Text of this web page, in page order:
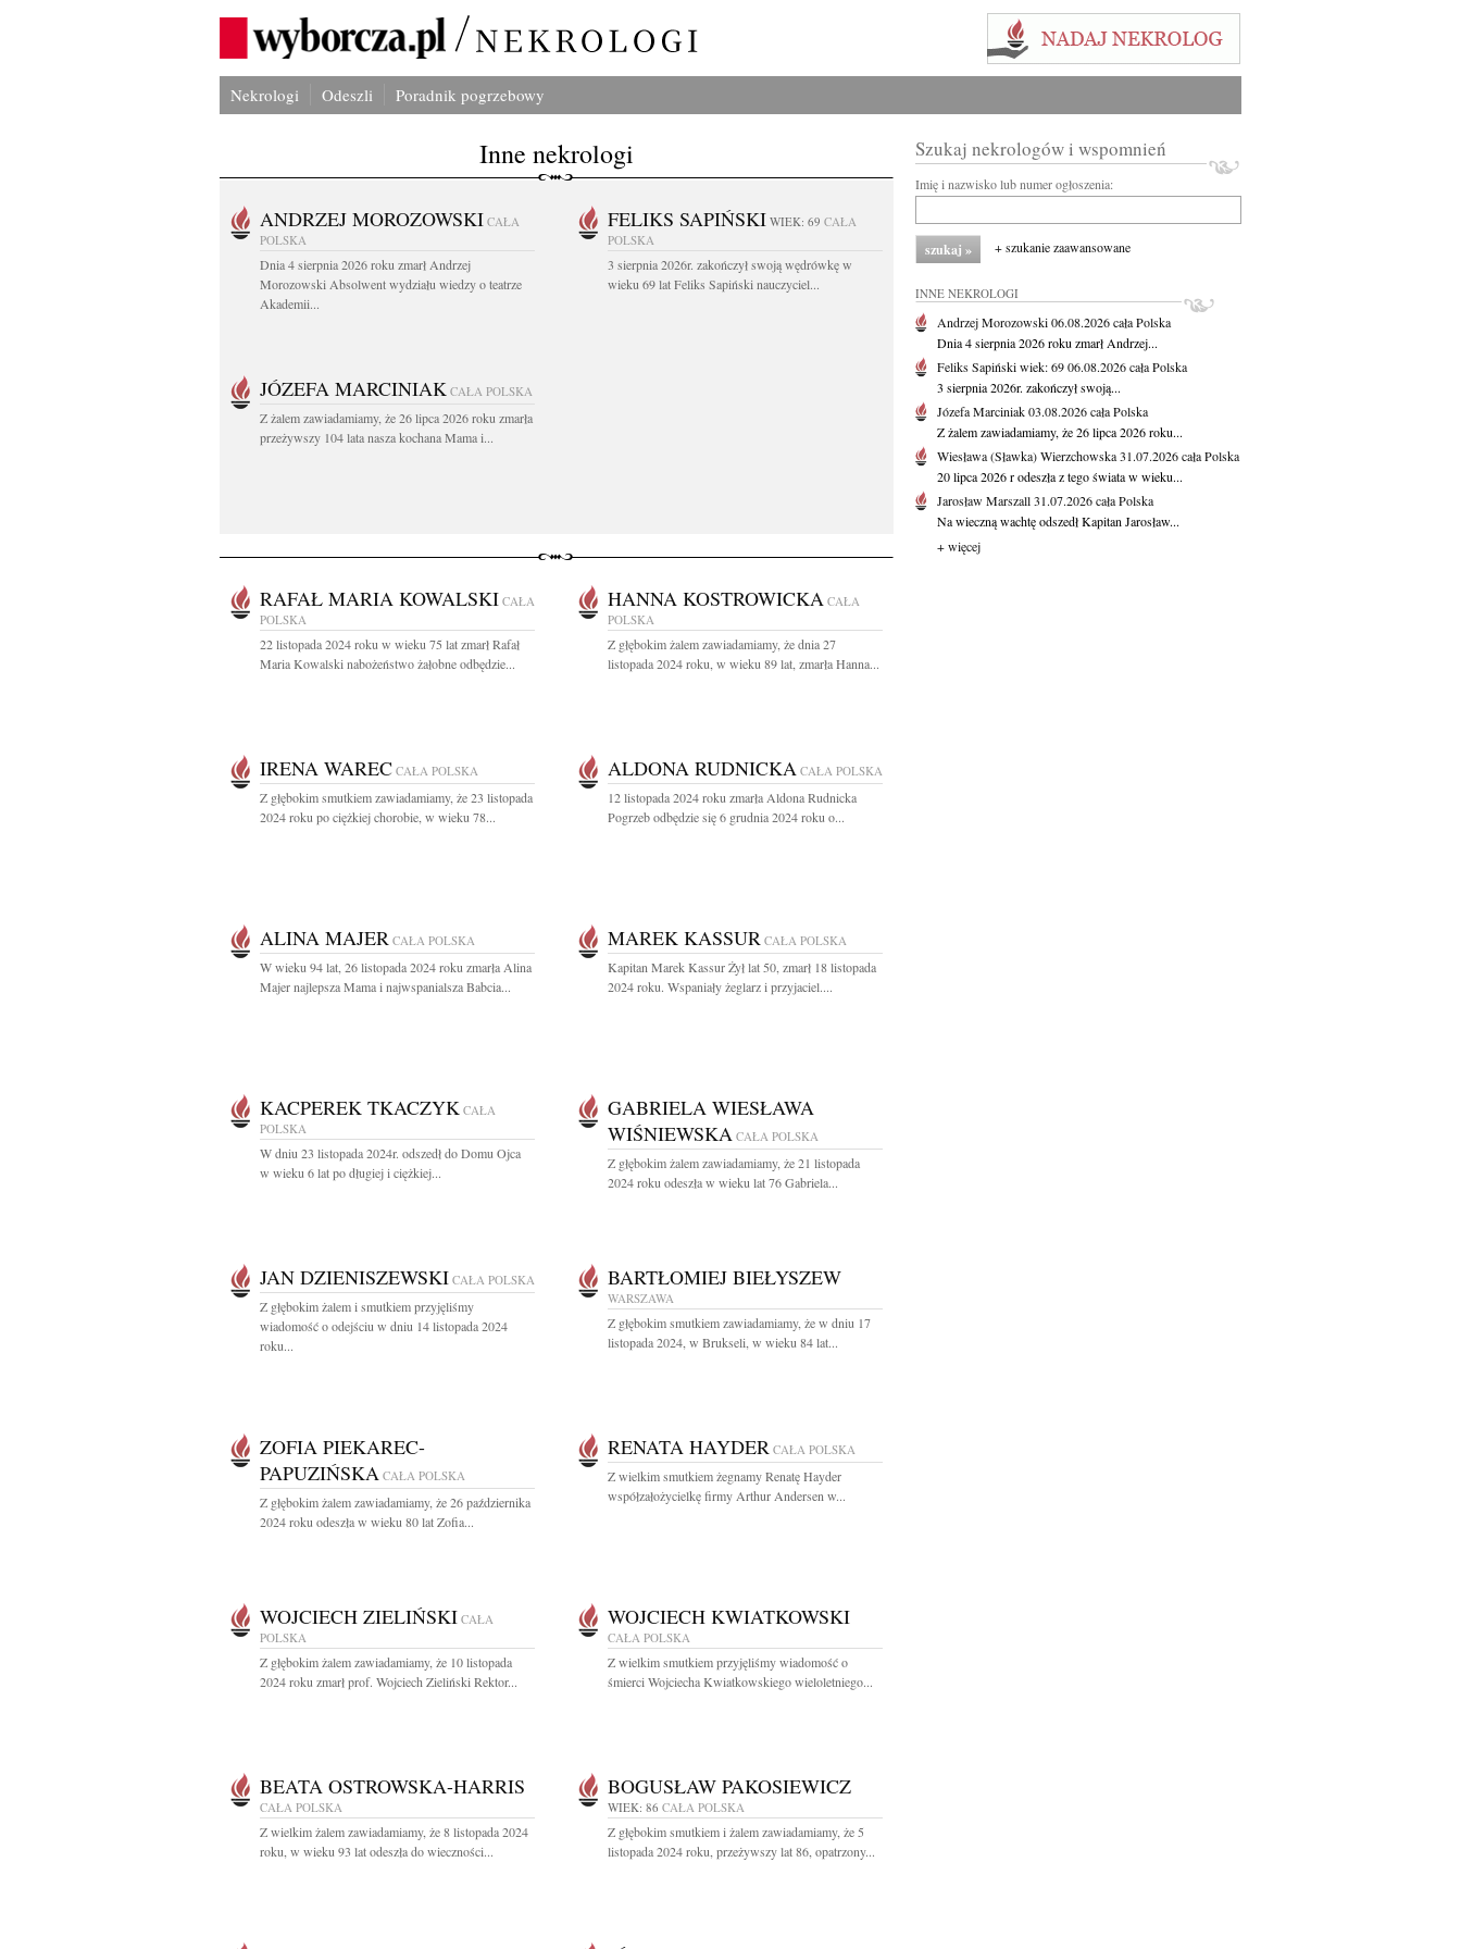
Nekrologi Odeszli Poradnik pogrzebowy
Inne nekrologi
ANDRZEJ MOROZOWSKI CAŁA
POLSKA
Dnia 4 sierpnia 2026 roku zmarł Andrzej
Morozowski Absolwent wydziału wiedzy o teatrze
Akademii...
FELIKS SAPIŃSKI WIEK: 69 CAŁA
POLSKA
3 sierpnia 2026r. zakończył swoją wędrówkę w
wieku 69 lat Feliks Sapiński nauczyciel...
JÓZEFA MARCINIAK CAŁA POLSKA
Z żalem zawiadamiamy, że 26 lipca 2026 roku zmarła
przeżywszy 104 lata nasza kochana Mama i...
RAFAŁ MARIA KOWALSKI CAŁA
POLSKA
22 listopada 2024 roku w wieku 75 lat zmarł Rafał
Maria Kowalski nabożeństwo żałobne odbędzie...
HANNA KOSTROWICKA CAŁA
POLSKA
Z głębokim żalem zawiadamiamy, że dnia 27
listopada 2024 roku, w wieku 89 lat, zmarła Hanna...
IRENA WAREC CAŁA POLSKA
Z głębokim smutkiem zawiadamiamy, że 23 listopada
2024 roku po ciężkiej chorobie, w wieku 78...
ALDONA RUDNICKA CAŁA POLSKA
12 listopada 2024 roku zmarła Aldona Rudnicka
Pogrzeb odbędzie się 6 grudnia 2024 roku o...
ALINA MAJER CAŁA POLSKA
W wieku 94 lat, 26 listopada 2024 roku zmarła Alina
Majer najlepsza Mama i najwspanialsza Babcia...
MAREK KASSUR CAŁA POLSKA
Kapitan Marek Kassur Żył lat 50, zmarł 18 listopada
2024 roku. Wspaniały żeglarz i przyjaciel....
KACPEREK TKACZYK CAŁA
POLSKA
W dniu 23 listopada 2024r. odszedł do Domu Ojca
w wieku 6 lat po długiej i ciężkiej...
GABRIELA WIESŁAWA
WIŚNIEWSKA CAŁA POLSKA
Z głębokim żalem zawiadamiamy, że 21 listopada
2024 roku odeszła w wieku lat 76 Gabriela...
JAN DZIENISZEWSKI CAŁA POLSKA
Z głębokim żalem i smutkiem przyjęliśmy
wiadomość o odejściu w dniu 14 listopada 2024
roku...
BARTŁOMIEJ BIEŁYSZEW
WARSZAWA
Z głębokim smutkiem zawiadamiamy, że w dniu 17
listopada 2024, w Brukseli, w wieku 84 lat...
ZOFIA PIEKAREC-
PAPUZIŃSKA CAŁA POLSKA
Z głębokim żalem zawiadamiamy, że 26 października
2024 roku odeszła w wieku 80 lat Zofia...
RENATA HAYDER CAŁA POLSKA
Z wielkim smutkiem żegnamy Renatę Hayder
współzałożycielkę firmy Arthur Andersen w...
WOJCIECH ZIELIŃSKI CAŁA
POLSKA
Z głębokim żalem zawiadamiamy, że 10 listopada
2024 roku zmarł prof. Wojciech Zieliński Rektor...
WOJCIECH KWIATKOWSKI
CAŁA POLSKA
Z wielkim smutkiem przyjęliśmy wiadomość o
śmierci Wojciecha Kwiatkowskiego wieloletniego...
BEATA OSTROWSKA-HARRIS
CAŁA POLSKA
Z wielkim żalem zawiadamiamy, że 8 listopada 2024
roku, w wieku 93 lat odeszła do wieczności...
BOGUSŁAW PAKOSIEWICZ
WIEK: 86 CAŁA POLSKA
Z głębokim smutkiem i żalem zawiadamiamy, że 5
listopada 2024 roku, przeżywszy lat 86, opatrzony...
Szukaj nekrologów i wspomnień
Imię i nazwisko lub numer ogłoszenia:
+ szukanie zaawansowane
INNE NEKROLOGI
Andrzej Morozowski06.08.2026cała Polska
Dnia 4 sierpnia 2026 roku zmarł Andrzej...
Feliks Sapińskiwiek: 6906.08.2026cała Polska
3 sierpnia 2026r. zakończył swoją...
Józefa Marciniak03.08.2026cała Polska
Z żalem zawiadamiamy, że 26 lipca 2026 roku...
Wiesława (Sławka) Wierzchowska31.07.2026cała Polska
20 lipca 2026 r odeszła z tego świata w wieku...
Jarosław Marszall31.07.2026cała Polska
Na wieczną wachtę odszedł Kapitan Jarosław...
+ więcej